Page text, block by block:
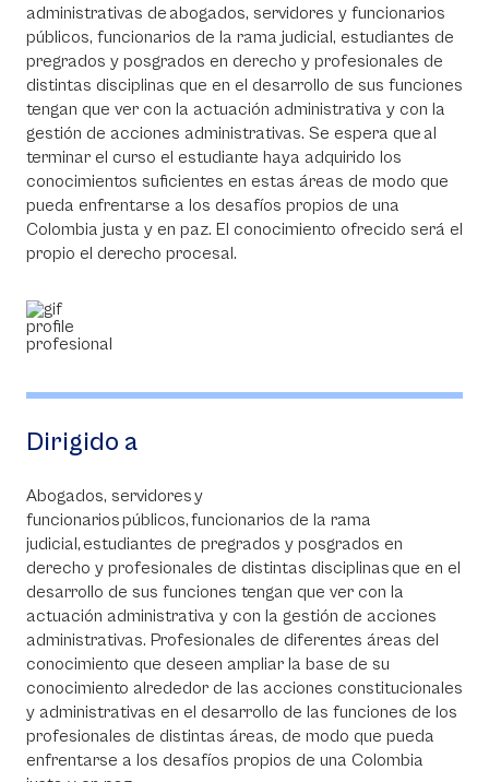
administrativas de abogados, servidores y funcionarios
públicos, funcionarios de la rama judicial, estudiantes de
pregrados y posgrados en derecho y profesionales de
distintas disciplinas que en el desarrollo de sus funciones
tengan que ver con la actuación administrativa y con la
gestión de acciones administrativas. Se espera que al
terminar el curso el estudiante haya adquirido los
conocimientos suficientes en estas áreas de modo que
pueda enfrentarse a los desafíos propios de una
Colombia justa y en paz. El conocimiento ofrecido será el
propio el derecho procesal.
Dirigido a
Abogados, servidores y
funcionarios públicos, funcionarios de la rama
judicial, estudiantes de pregrados y posgrados en
derecho y profesionales de distintas disciplinas que en el
desarrollo de sus funciones tengan que ver con la
actuación administrativa y con la gestión de acciones
administrativas. Profesionales de diferentes áreas del
conocimiento que deseen ampliar la base de su
conocimiento alrededor de las acciones constitucionales
y administrativas en el desarrollo de las funciones de los
profesionales de distintas áreas, de modo que pueda
enfrentarse a los desafíos propios de una Colombia